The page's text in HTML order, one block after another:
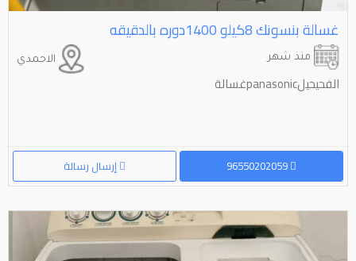
غسالة بنسونك ⁦⁦8⁩⁩كيلو ⁦⁦1400⁩⁩دوره بالدقيقه
الاحمدي منذ شهر
الفحيحيلpanasonicغسالة
إرسال رسالة